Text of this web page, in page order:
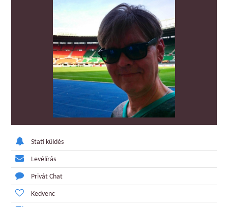
Stati küldés
Levélírás
Privát Chat
Kedvenc